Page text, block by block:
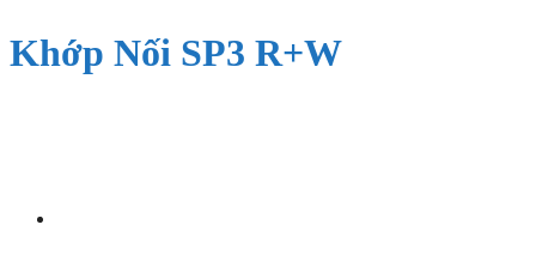
Khớp Nối SP3 R+W